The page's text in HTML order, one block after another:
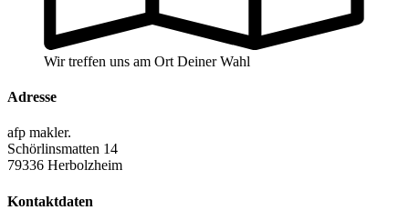
Wir treffen uns am Ort Deiner Wahl
Adresse
afp makler.
Schörlinsmatten 14
79336 Herbolzheim
Kontaktdaten